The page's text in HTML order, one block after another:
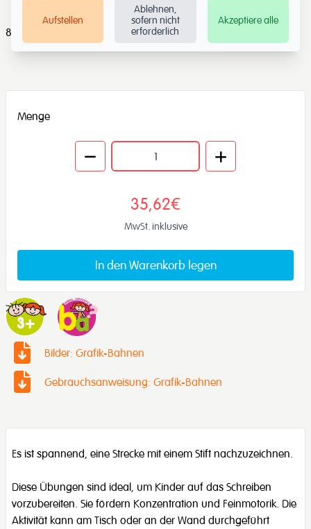
8 Schreibvorübungen auf 4 Grafik-Bahnen
Menge
35,62€
MwSt. inklusive
In den Warenkorb legen
Bilder: Grafik-Bahnen
Gebrauchsanweisung: Grafik-Bahnen
Es ist spannend, eine Strecke mit einem Stift nachzuzeichnen.
Diese Übungen sind ideal, um Kinder auf das Schreiben
vorzubereiten. Sie fördern Konzentration und Feinmotorik. Die
Aktivität kann am Tisch oder an der Wand durchgeführt
Aufstellen
Ablehnen,
sofern nicht
erforderlich
Akzeptiere alle